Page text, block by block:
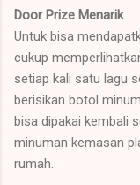
Door Prize Menarik
Untuk bisa
cukup
setiap kali satu lagu
berisikan botol
bisa dipakai kembali
minuman kemasan
rumah.